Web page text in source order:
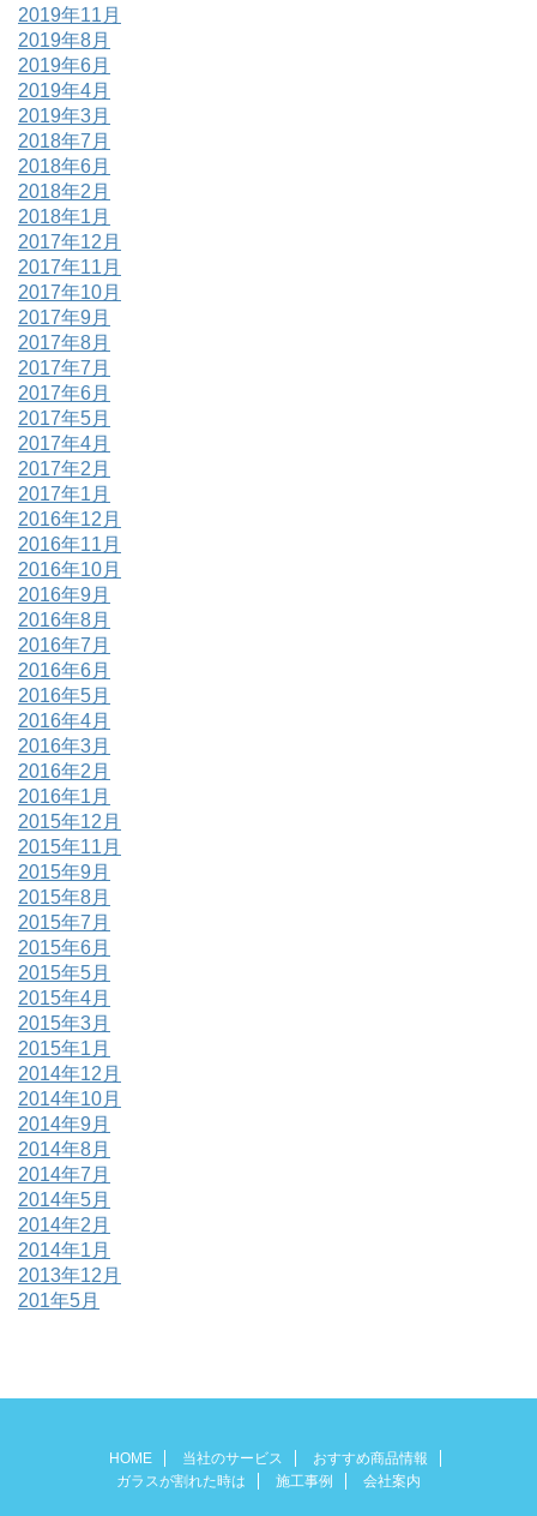
2019年11月
2019年8月
2019年6月
2019年4月
2019年3月
2018年7月
2018年6月
2018年2月
2018年1月
2017年12月
2017年11月
2017年10月
2017年9月
2017年8月
2017年7月
2017年6月
2017年5月
2017年4月
2017年2月
2017年1月
2016年12月
2016年11月
2016年10月
2016年9月
2016年8月
2016年7月
2016年6月
2016年5月
2016年4月
2016年3月
2016年2月
2016年1月
2015年12月
2015年11月
2015年9月
2015年8月
2015年7月
2015年6月
2015年5月
2015年4月
2015年3月
2015年1月
2014年12月
2014年10月
2014年9月
2014年8月
2014年7月
2014年5月
2014年2月
2014年1月
2013年12月
201年5月
HOME 当社のサービス
おすすめ商品情報
ガラスが割れた時は
施工事例 会社案内